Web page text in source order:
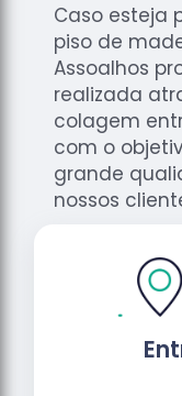
Raspagem
de Tacos
de
Madeiras
Raspagens
de Pisos
Tacos de
Madeiras
Caso esteja
piso de
Assoalhos
realizada
colagem
com o
grande
nossos